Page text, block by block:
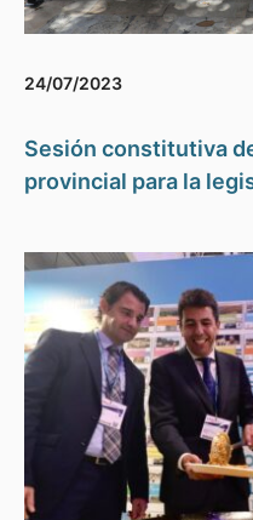
24/07/2023
Sesión constitutiva
provincial para la